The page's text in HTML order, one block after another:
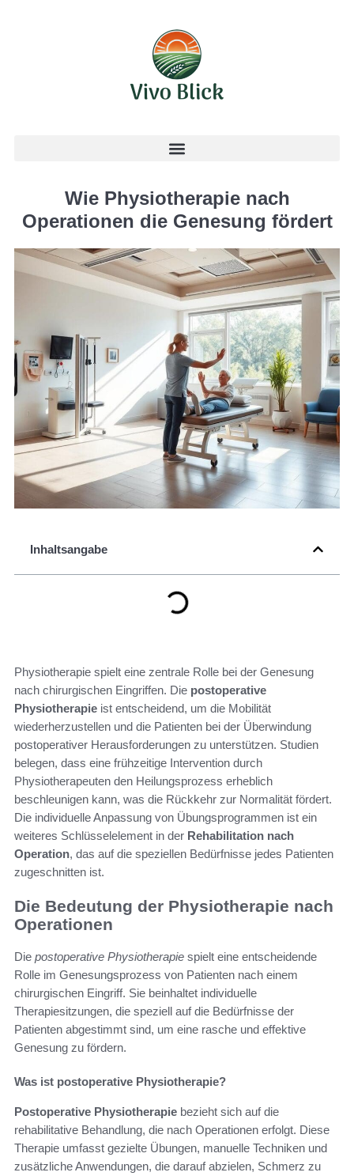
Wie Physiotherapie nach
Operationen die Genesung fördert
Inhaltsangabe
Physiotherapie spielt eine zentrale Rolle bei der Genesung
nach chirurgischen Eingriffen. Die postoperative
Physiotherapie ist entscheidend, um die Mobilität
wiederherzustellen und die Patienten bei der Überwindung
postoperativer Herausforderungen zu unterstützen. Studien
belegen, dass eine frühzeitige Intervention durch
Physiotherapeuten den Heilungsprozess erheblich
beschleunigen kann, was die Rückkehr zur Normalität fördert.
Die individuelle Anpassung von Übungsprogrammen ist ein
weiteres Schlüsselelement in der Rehabilitation nach
Operation, das auf die speziellen Bedürfnisse jedes Patienten
zugeschnitten ist.
Die Bedeutung der Physiotherapie nach
Operationen
Die postoperative Physiotherapie spielt eine entscheidende
Rolle im Genesungsprozess von Patienten nach einem
chirurgischen Eingriff. Sie beinhaltet individuelle
Therapiesitzungen, die speziell auf die Bedürfnisse der
Patienten abgestimmt sind, um eine rasche und effektive
Genesung zu fördern.
Was ist postoperative Physiotherapie?
Postoperative Physiotherapie bezieht sich auf die
rehabilitative Behandlung, die nach Operationen erfolgt. Diese
Therapie umfasst gezielte Übungen, manuelle Techniken und
zusätzliche Anwendungen, die darauf abzielen, Schmerz zu